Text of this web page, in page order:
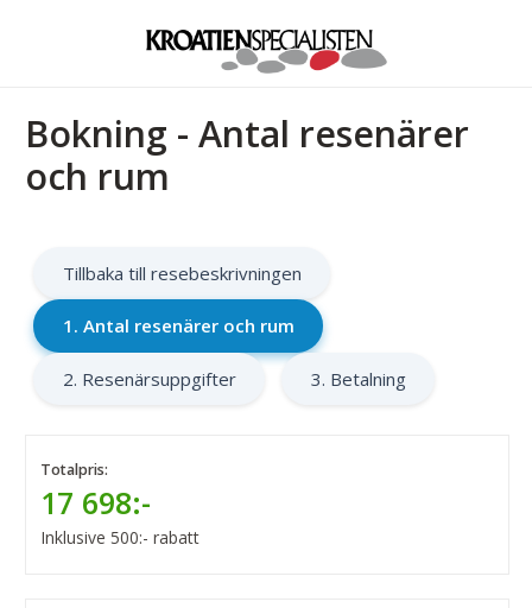
Bokning - Antal resenärer
och rum
Tillbaka till resebeskrivningen
1. Antal resenärer och rum
2. Resenärsuppgifter 3. Betalning
Totalpris:
17 698:-
Inklusive 500:- rabatt